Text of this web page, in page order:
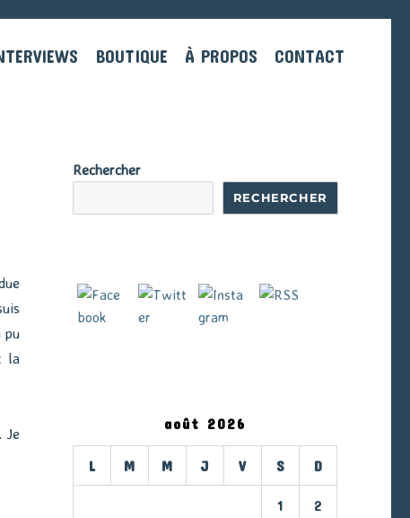
BOUTIQUE À PROPOS CONTACT
pu
la
Je
Rechercher
RECHERCHER
août 2026
L M M J V S D
1 2